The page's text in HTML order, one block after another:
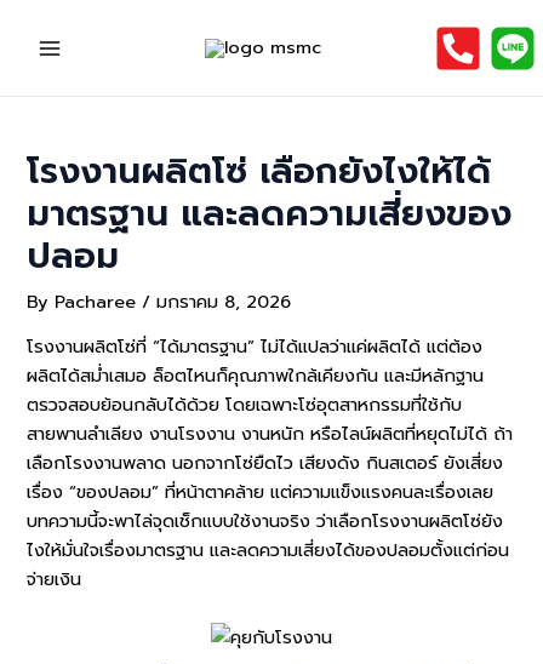
Main
โรงงานผลิตโซ่ เลือกยังไงให้ได้
มาตรฐาน และลดความเสี่ยงของ
ปลอม
By Pacharee/มกราคม 8, 2026
โรงงานผลิตโซ่ที่ “ได้มาตรฐาน” ไม่ได้แปลว่าแค่ผลิตได้ แต่ต้อง
ผลิตได้สม่ำเสมอ ล็อตไหนก็คุณภาพใกล้เคียงกัน และมีหลักฐาน
ตรวจสอบย้อนกลับได้ด้วย โดยเฉพาะโซ่อุตสาหกรรมที่ใช้กับ
สายพานลำเลียง งานโรงงาน งานหนัก หรือไลน์ผลิตที่หยุดไม่ได้ ถ้า
เลือกโรงงานพลาด นอกจากโซ่ยืดไว เสียงดัง กินสเตอร์ ยังเสี่ยง
เรื่อง “ของปลอม” ที่หน้าตาคล้าย แต่ความแข็งแรงคนละเรื่องเลย
บทความนี้จะพาไล่จุดเช็กแบบใช้งานจริง ว่าเลือกโรงงานผลิตโซ่ยัง
ไงให้มั่นใจเรื่องมาตรฐาน และลดความเสี่ยงได้ของปลอมตั้งแต่ก่อน
จ่ายเงิน